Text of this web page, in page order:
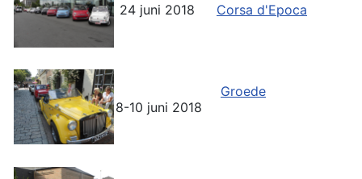
24 juni 2018 Corsa d'Epoca
8-10 juni 2018
Groede